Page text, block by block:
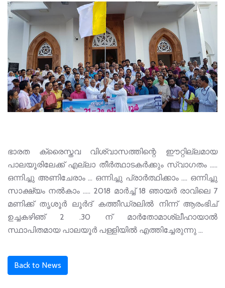
ഭാരത ക്രൈസ്തവ വിശ്വാസത്തിന്റെ ഈറ്റില്ലമായ
പാലയൂരിലേക്ക് എല്ലാ തീർത്ഥാടകർക്കും സ്വാഗതം .....
ഒന്നിച്ചു അണിചേരാം ... ഒന്നിച്ചു പ്രാർത്ഥിക്കാം .... ഒന്നിച്ചു
സാക്ഷ്യം നൽകാം ..... 2018 മാർച്ച് 18 ഞായർ രാവിലെ 7
മണിക്ക് തൃശൂർ ലൂർദ് കത്തീഡ്രലിൽ നിന്ന് ആരംഭിച്
ഉച്ചകഴിഞ് 2 .30 ന് മാർതോമാശ്ലീഹായാൽ
സ്ഥാപിതമായ പാലയൂർ പള്ളിയിൽ എത്തിച്ചേരുന്നു ...
Back to News